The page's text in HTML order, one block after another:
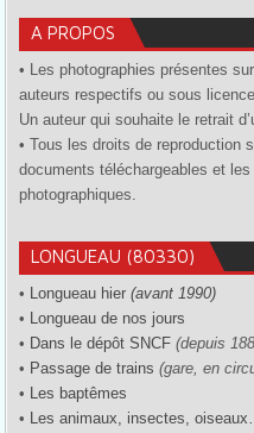
A PROPOS
• Les photographies présentes
auteurs respectifs ou sous
Un auteur qui souhaite le retrait
• Tous les droits de reproduction
documents téléchargeables et
photographiques.
LONGUEAU (80330)
• Longueau hier (avant 1990)
• Longueau de nos jours
• Dans le dépôt SNCF (depuis
• Passage de trains (gare, en
• Les baptêmes
• Les animaux, insectes,